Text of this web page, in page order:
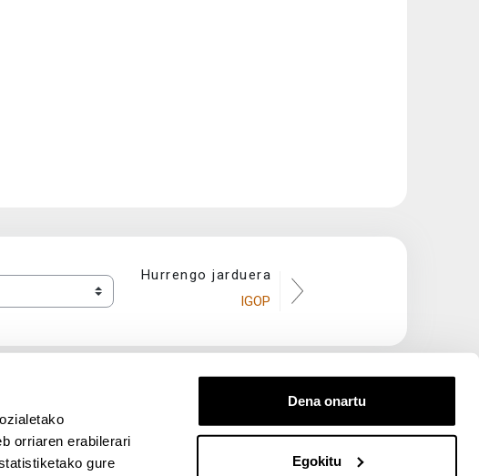
orriaren erabilerari
gure
Dena onartu
Egokitu
Hurrengo jarduera
IGOP
(abre ventana nueva)
Twitter (abre ventana nueva)
EHU en LinkedIn (abre ventana nueva)
UPV/EHU en YouTube (abre ventana nueva)